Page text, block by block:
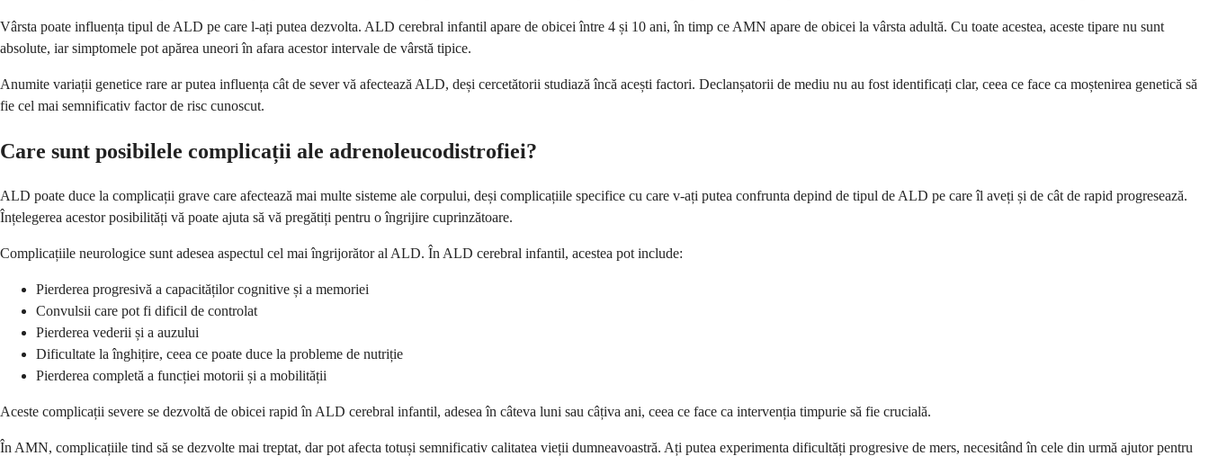
Vârsta poate influența tipul de ALD pe care l-ați putea dezvolta. ALD cerebral infantil apare de obicei între 4 și 10 ani, în timp ce AMN apare de obicei la vârsta adultă. Cu toate acestea, aceste tipare nu sunt
absolute, iar simptomele pot apărea uneori în afara acestor intervale de vârstă tipice.
Anumite variații genetice rare ar putea influența cât de sever vă afectează ALD, deși cercetătorii studiază încă acești factori. Declanșatorii de mediu nu au fost identificați clar, ceea ce face ca moștenirea genetică să
fie cel mai semnificativ factor de risc cunoscut.
Care sunt posibilele complicații ale adrenoleucodistrofiei?
ALD poate duce la complicații grave care afectează mai multe sisteme ale corpului, deși complicațiile specifice cu care v-ați putea confrunta depind de tipul de ALD pe care îl aveți și de cât de rapid progresează.
Înțelegerea acestor posibilități vă poate ajuta să vă pregătiți pentru o îngrijire cuprinzătoare.
Complicațiile neurologice sunt adesea aspectul cel mai îngrijorător al ALD. În ALD cerebral infantil, acestea pot include:
Pierderea progresivă a capacităților cognitive și a memoriei
Convulsii care pot fi dificil de controlat
Pierderea vederii și a auzului
Dificultate la înghițire, ceea ce poate duce la probleme de nutriție
Pierderea completă a funcției motorii și a mobilității
Aceste complicații severe se dezvoltă de obicei rapid în ALD cerebral infantil, adesea în câteva luni sau câțiva ani, ceea ce face ca intervenția timpurie să fie crucială.
În AMN, complicațiile tind să se dezvolte mai treptat, dar pot afecta totuși semnificativ calitatea vieții dumneavoastră. Ați putea experimenta dificultăți progresive de mers, necesitând în cele din urmă ajutor pentru